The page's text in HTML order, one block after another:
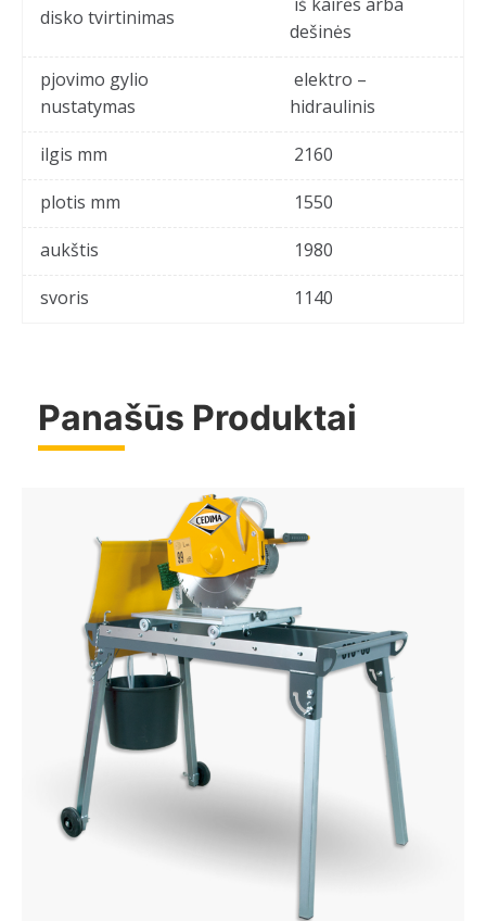
disko tvirtinimas
dešinės
pjovimo gylio
nustatymas
elektro –
hidraulinis
ilgis mm
2160
plotis mm
1550
aukštis
1980
svoris
1140
Panašūs Produktai